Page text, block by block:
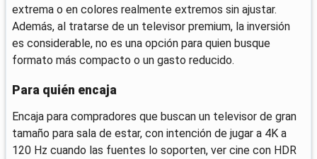
extrema o en colores realmente extremos sin ajustar.
Además, al tratarse de un televisor premium, la inversión
es considerable, no es una opción para quien busque
formato más compacto o un gasto reducido.
Para quién encaja
Encaja para compradores que buscan un televisor de gran
tamaño para sala de estar, con intención de jugar a 4K a
120 Hz cuando las fuentes lo soporten, ver cine con HDR